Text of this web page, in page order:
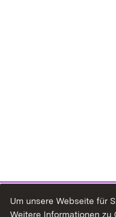
Um unsere Webseite für
Weitere Informationen zu